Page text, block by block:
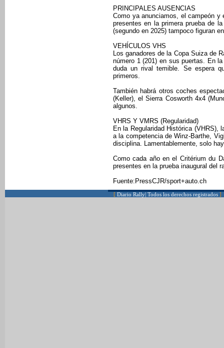
PRINCIPALES AUSENCIAS
Como ya anunciamos, el campeón y
presentes en la primera prueba de
(segundo en 2025) tampoco figuran
VEHÍCULOS VHS
Los ganadores de la Copa Suiza de
número 1 (201) en sus puertas. En
duda un rival temible. Se espera
primeros.
También habrá otros coches
(Keller), el Sierra Cosworth 4x4
algunos.
VHRS Y VMRS (Regularidad)
En la Regularidad Histórica (VHRS),
a la competencia de Winz-Barthe,
disciplina. Lamentablemente, solo
Como cada año en el Critérium du
presentes en la prueba inaugural del
Fuente:PressCJR/sport+auto.ch
[ Diario Rally| Todos los derechos registrados ]